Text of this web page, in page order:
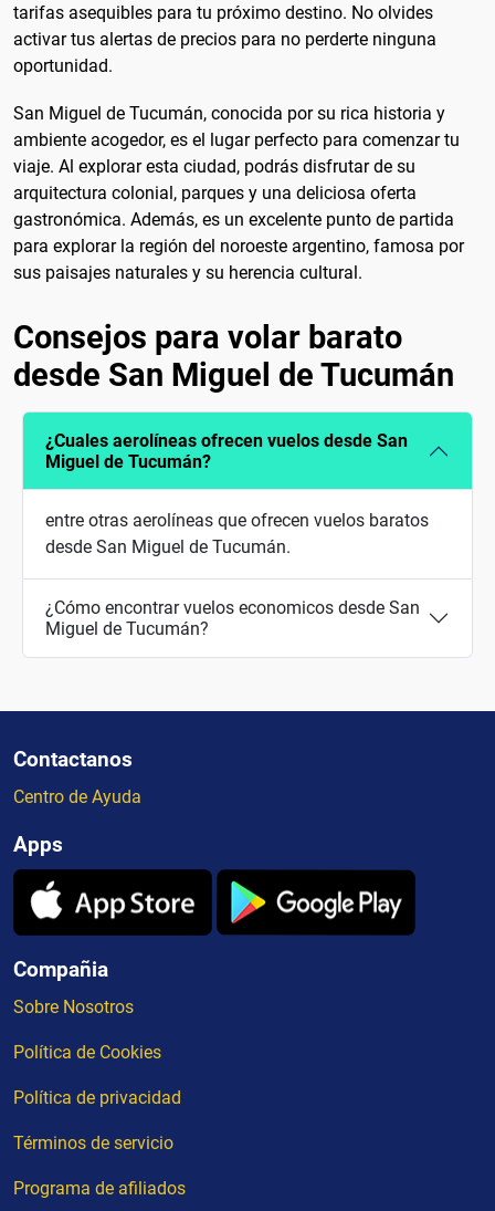
tarifas asequibles para tu próximo destino. No olvides
activar tus alertas de precios para no perderte ninguna
oportunidad.
San Miguel de Tucumán, conocida por su rica historia y
ambiente acogedor, es el lugar perfecto para comenzar tu
viaje. Al explorar esta ciudad, podrás disfrutar de su
arquitectura colonial, parques y una deliciosa oferta
gastronómica. Además, es un excelente punto de partida
para explorar la región del noroeste argentino, famosa por
sus paisajes naturales y su herencia cultural.
Consejos para volar barato
desde San Miguel de Tucumán
¿Cuales aerolíneas ofrecen vuelos desde San
Miguel de Tucumán?
entre otras aerolíneas que ofrecen vuelos baratos
desde San Miguel de Tucumán.
¿Cómo encontrar vuelos economicos desde San
Miguel de Tucumán?
Contactanos
Centro de Ayuda
Apps
Compañia
Sobre Nosotros
Política de Cookies
Política de privacidad
Términos de servicio
Programa de afiliados